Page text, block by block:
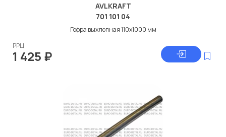
AVLKRAFT
701 101 04
Гофра выхлопная 110x1000 мм
РРЦ
1 425 ₽